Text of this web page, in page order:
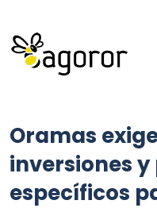
Oramas
inversiones y
específicos